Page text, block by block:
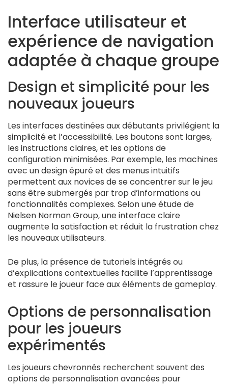
Interface utilisateur et
expérience de navigation
adaptée à chaque groupe
Design et simplicité pour les
nouveaux joueurs
Les interfaces destinées aux débutants privilégient la
simplicité et l’accessibilité. Les boutons sont larges,
les instructions claires, et les options de
configuration minimisées. Par exemple, les machines
avec un design épuré et des menus intuitifs
permettent aux novices de se concentrer sur le jeu
sans être submergés par trop d’informations ou
fonctionnalités complexes. Selon une étude de
Nielsen Norman Group, une interface claire
augmente la satisfaction et réduit la frustration chez
les nouveaux utilisateurs.
De plus, la présence de tutoriels intégrés ou
d’explications contextuelles facilite l’apprentissage
et rassure le joueur face aux éléments de gameplay.
Options de personnalisation
pour les joueurs
expérimentés
Les joueurs chevronnés recherchent souvent des
options de personnalisation avancées pour